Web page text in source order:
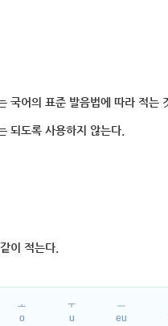
국어의 표준 발음법에 따라 적는
되도록 사용하지 않는다.
이 적는다.
ㅗ
o
ㅜ
u
ㅡ
eu